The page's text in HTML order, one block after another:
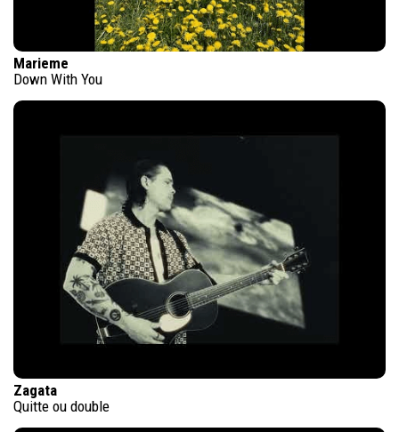
Marieme
Down With You
Zagata
Quitte ou double